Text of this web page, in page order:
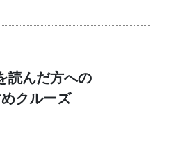
読んだ方への
クルーズ